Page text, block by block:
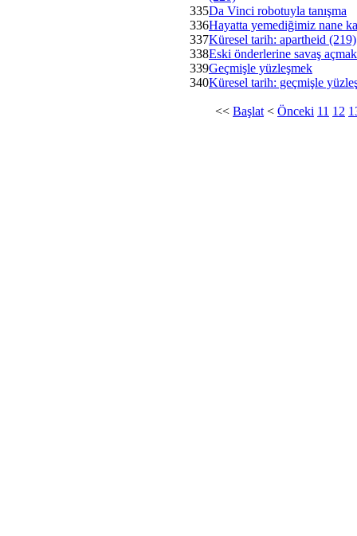
335Da Vinci robotuyla tanışma
336Hayatta yemediğimiz nane
337Küresel tarih: apartheid (219)
338Eski önderlerine savaş açmak
339Geçmişle yüzleşmek
340Küresel tarih: geçmişle
<< Başlat < Önceki 11 12